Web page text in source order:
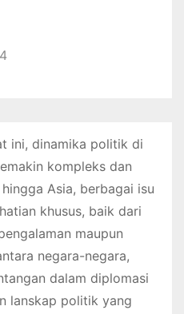
ini, dinamika politik di
kompleks dan
Asia, berbagai isu
khusus, baik dari
maupun
negara-negara,
dalam diplomasi
lanskap politik yang